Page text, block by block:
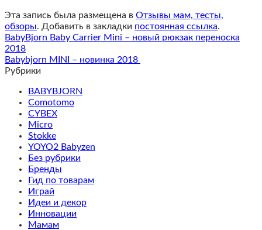
Эта запись была размещена в Отзывы мам, тесты,
обзоры. Добавить в закладки постоянная ссылка.
BabyBjorn Baby Carrier Mini – новый рюкзак переноска
2018
Babybjorn MINI – новинка 2018
Рубрики
BABYBJORN
Comotomo
CYBEX
Micro
Stokke
YOYO2 Babyzen
Без рубрики
Бренды
Гид по товарам
Играй
Идеи и декор
Инновации
Мамам